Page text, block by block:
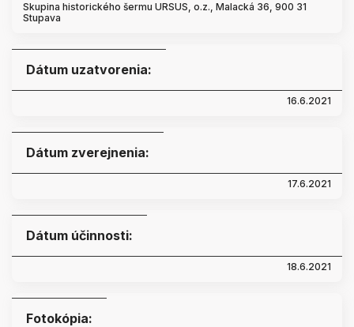
Skupina historického šermu URSUS, o.z., Malacká 36, 900 31
Stupava
Dátum uzatvorenia:
16.6.2021
Dátum zverejnenia:
17.6.2021
Dátum účinnosti:
18.6.2021
Fotokópia: